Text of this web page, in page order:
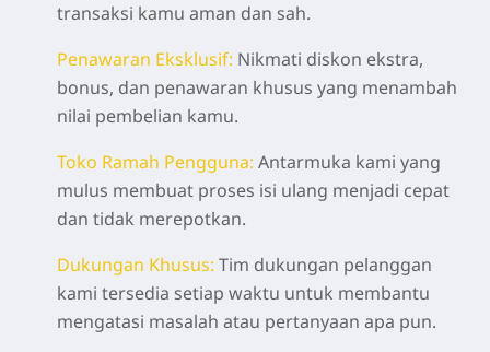
transaksi kamu aman dan sah.
Penawaran Eksklusif: Nikmati diskon ekstra,
bonus, dan penawaran khusus yang menambah
nilai pembelian kamu.
Toko Ramah Pengguna: Antarmuka kami yang
mulus membuat proses isi ulang menjadi cepat
dan tidak merepotkan.
Dukungan Khusus: Tim dukungan pelanggan
kami tersedia setiap waktu untuk membantu
mengatasi masalah atau pertanyaan apa pun.